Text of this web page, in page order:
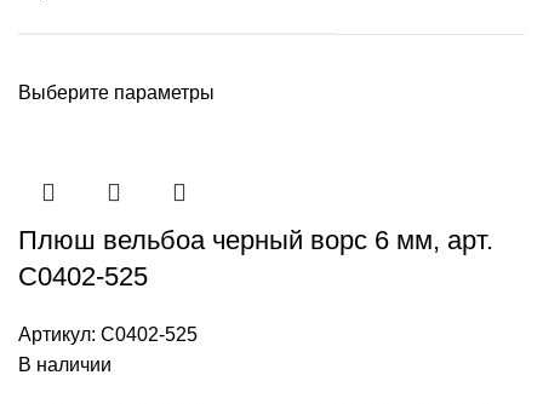
Выберите параметры
Плюш вельбоа черный ворс 6 мм, арт.
С0402-525
Артикул: С0402-525
В наличии